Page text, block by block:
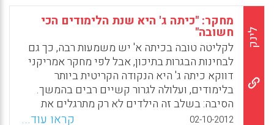
WhatsApp
Facebook
Email
X
לינק
מחקר: "כיתה ג' היא שנת הלימודים הכי
חשובה"
לקליטה טובה בכיתה א' יש משמעות רבה, כך גם
לבחינות הבגרות בתיכון, אבל לפי מחקר אמריקני
דווקא כיתה ג' היא הנקודה הקריטית ביותר
בלימודים, ועלולה לגרור קשיים רבים בהמשך.
הסיבה: בשלב זה הילדים לא רק מתרגלים את
מיומנות הקריאה, אלא מתחילים לדלות מידע
02-10-2012 קראו עוד...